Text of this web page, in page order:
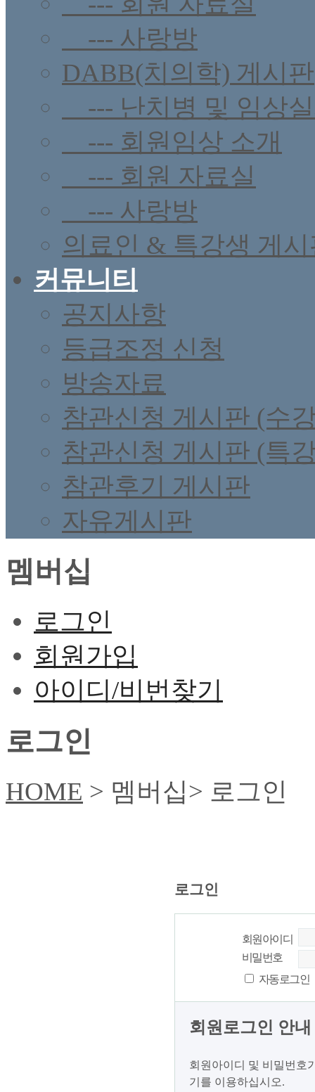
--- 사랑방
DABB(치의학) 게시판
--- 난치병 및 임상
--- 회원임상 소개
--- 회원 자료실
--- 사랑방
의료인 & 특강생 게
커뮤니티
공지사항
등급조정 신청
방송자료
참관신청 게시판 (수
참관신청 게시판 (특
참관후기 게시판
자유게시판
멤버십
로그인
회원가입
아이디/비번찾기
로그인
HOME > 멤버십> 로그인
로그인
회원아이디
비밀번호
자동로그인
회원로그인 안내
회원아이디 및 비밀번호
기를 이용하십시오.